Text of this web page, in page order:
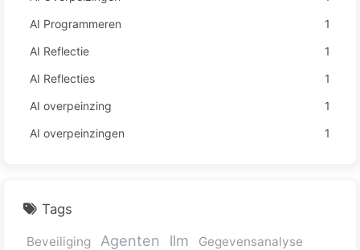
AI Programmeren
1
AI Reflectie
1
AI Reflecties
1
AI overpeinzing
1
AI overpeinzingen
1
Tags
Beveiliging Agenten llm
Gegevensanalyse